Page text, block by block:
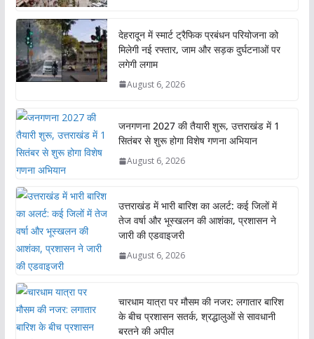
देहरादून में स्मार्ट ट्रैफिक प्रबंधन परियोजना को
मिलेगी नई रफ्तार, जाम और सड़क दुर्घटनाओं पर
लगेगी लगाम
August 6, 2026
जनगणना 2027 की तैयारी शुरू, उत्तराखंड में 1
सितंबर से शुरू होगा विशेष गणना अभियान
August 6, 2026
उत्तराखंड में भारी बारिश का अलर्ट: कई जिलों में
तेज वर्षा और भूस्खलन की आशंका, प्रशासन ने
जारी की एडवाइजरी
August 6, 2026
चारधाम यात्रा पर मौसम की नजर: लगातार बारिश
के बीच प्रशासन सतर्क, श्रद्धालुओं से सावधानी
बरतने की अपील